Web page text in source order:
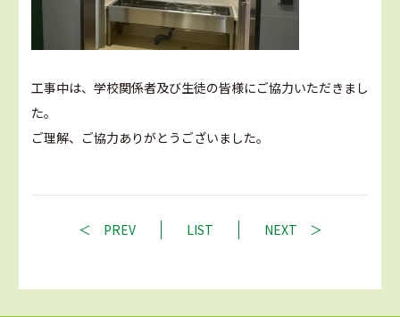
工事中は、学校関係者及び生徒の皆様にご協力いただきまし
た。
ご理解、ご協力ありがとうございました。
PREV LIST NEXT